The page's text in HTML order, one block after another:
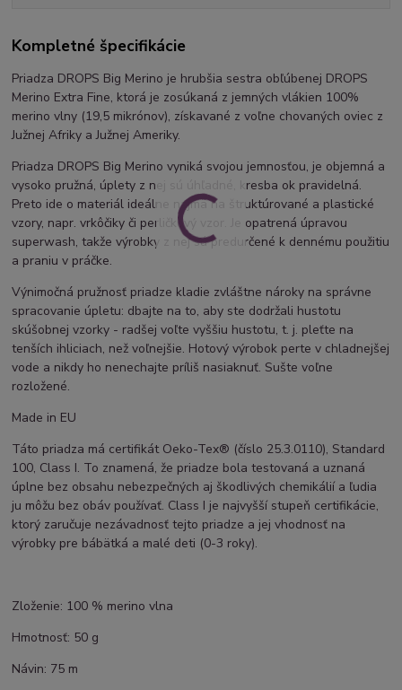
Kompletné špecifikácie
Priadza DROPS Big Merino je hrubšia sestra obľúbenej DROPS
Merino Extra Fine, ktorá je zosúkaná z jemných vlákien 100%
merino vlny (19,5 mikrónov), získavané z voľne chovaných oviec z
Južnej Afriky a Južnej Ameriky.
Priadza DROPS Big Merino vyniká svojou jemnosťou, je objemná a
vysoko pružná, úplety z nej sú úhľadné, kresba ok pravidelná.
Preto ide o materiál ideálne najmä na štruktúrované a plastické
vzory, napr. vrkôčiky či perličkový vzor. Je opatrená úpravou
superwash, takže výrobky z nej sú predurčené k dennému použitiu
a praniu v práčke.
Výnimočná pružnosť priadze kladie zvláštne nároky na správne
spracovanie úpletu: dbajte na to, aby ste dodržali hustotu
skúšobnej vzorky - radšej voľte vyššiu hustotu, t. j. pleťte na
tenších ihliciach, než voľnejšie. Hotový výrobok perte v chladnejšej
vode a nikdy ho nenechajte príliš nasiaknuť. Sušte voľne
rozložené.
Made in EU
Táto priadza má certifikát Oeko-Tex® (číslo 25.3.0110), Standard
100, Class I. To znamená, že priadze bola testovaná a uznaná
úplne bez obsahu nebezpečných aj škodlivých chemikálií a ľudia
ju môžu bez obáv používať. Class I je najvyšší stupeň certifikácie,
ktorý zaručuje nezávadnosť tejto priadze a jej vhodnosť na
výrobky pre bábätká a malé deti (0-3 roky).
Zloženie: 100 % merino vlna
Hmotnosť: 50 g
Návin: 75 m